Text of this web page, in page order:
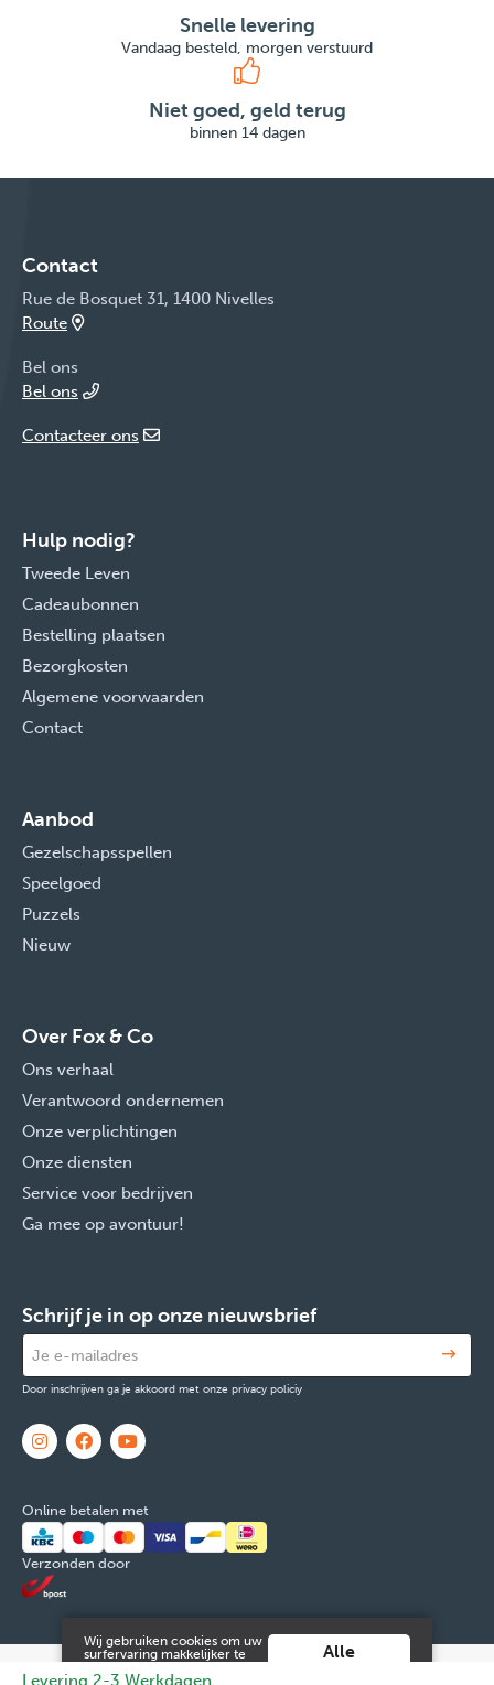
Levering 2-3 Werkdagen
Snelle levering
Vandaag besteld, morgen verstuurd
Niet goed, geld terug
binnen 14 dagen
Contact
Rue de Bosquet 31, 1400 Nivelles
Route
Bel ons
Bel ons
Contacteer ons
Hulp nodig?
Tweede Leven
Cadeaubonnen
Bestelling plaatsen
Bezorgkosten
Algemene voorwaarden
Contact
Aanbod
Gezelschapsspellen
Speelgoed
Puzzels
Nieuw
Over Fox & Co
Ons verhaal
Verantwoord ondernemen
Onze verplichtingen
Onze diensten
Service voor bedrijven
Ga mee op avontuur!
Schrijf je in op onze nieuwsbrief
Door inschrijven ga je akkoord met onze privacy policiy
Online betalen met
Verzonden door
© 2026 FOX & Cie Ondernemingsnr: 0551.965.335
Wij gebruiken cookies om uw
surfervaring makkelijker te
te maken van deze website ga
Alle